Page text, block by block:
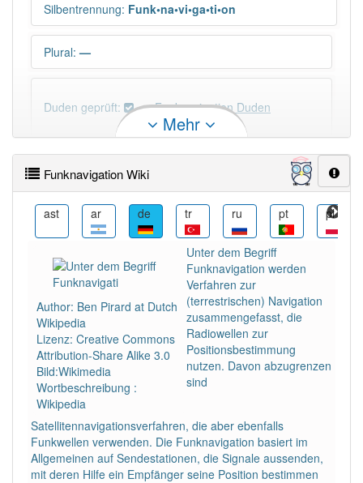
Silbentrennung: Funk•na•vi•ga•ti•on
Plural: —
Duden geprüft: Funknavigation Duden
×
Wörter, die mit "-ion" enden, haben fast immer
Artikel:die.
DER:21Ausnahmen
Beispiele
DAS:114 Beispiele
PowerIndex:
Häufigkeit: 2 von 10
Wörter mit Endung-funknavigation: 1
Mehr
Funknavigation Wiki
ast ar de tr ru pt pl
Author: Ben Pirard at Dutch
Wikipedia
Lizenz: Creative Commons
Attribution-Share Alike 3.0
Bild:Wikimedia
Wortbeschreibung :
Wikipedia
Unter dem Begriff
Funknavigation werden
Verfahren zur
(terrestrischen) Navigation
zusammengefasst, die
Radiowellen zur
Positionsbestimmung
nutzen. Davon abzugrenzen
sind
Satellitennavigationsverfahren, die aber ebenfalls
Funkwellen verwenden. Die Funknavigation basiert im
Allgemeinen auf Sendestationen, die Signale aussenden,
mit deren Hilfe ein Empfänger seine Position bestimmen